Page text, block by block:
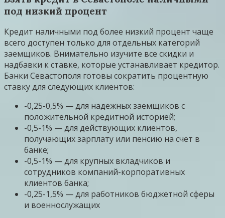
под низкий процент
Кредит наличными под более низкий процент чаще
всего доступен только для отдельных категорий
заемщиков. Внимательно изучите все скидки и
надбавки к ставке, которые устанавливает кредитор.
Банки Севастополя готовы сократить процентную
ставку для следующих клиентов:
-0,25-0,5% — для надежных заемщиков с
положительной кредитной историей;
-0,5-1% — для действующих клиентов,
получающих зарплату или пенсию на счет в
банке;
-0,5-1% — для крупных вкладчиков и
сотрудников компаний-корпоративных
клиентов банка;
-0,25-1,5% — для работников бюджетной сферы
и военнослужащих